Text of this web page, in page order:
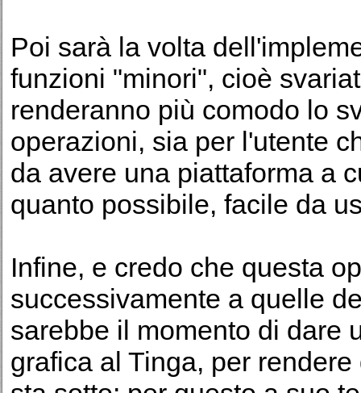
Poi sarà la volta
funzioni "minori", cioè
renderanno più comodo lo
operazioni, sia per l'utente
da avere una piattaforma a
quanto possibile, facile da
Infine, e credo che questa
successivamente a quelle
sarebbe il momento di dare
grafica al Tinga, per